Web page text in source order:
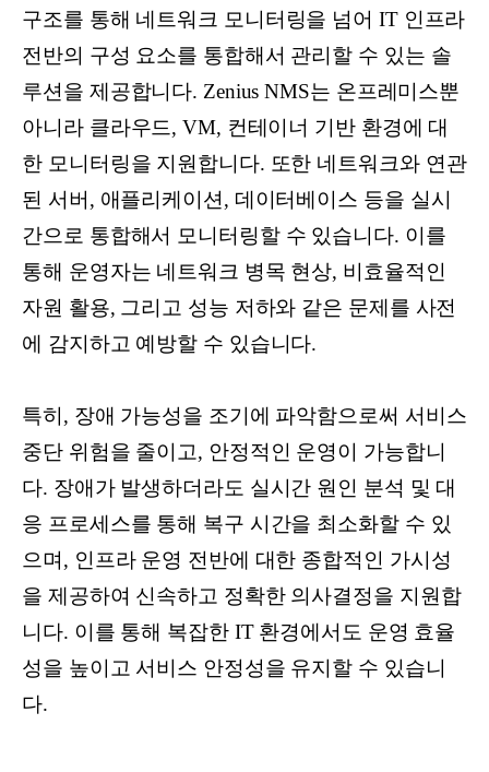
구조를 통해 네트워크 모니터링을 넘어 IT 인프라
전반의 구성 요소를 통합해서 관리할 수 있는 솔
루션을 제공합니다. Zenius NMS는 온프레미스뿐
아니라 클라우드, VM, 컨테이너 기반 환경에 대
한 모니터링을 지원합니다. 또한 네트워크와 연관
된 서버, 애플리케이션, 데이터베이스 등을 실시
간으로 통합해서 모니터링할 수 있습니다. 이를
통해 운영자는 네트워크 병목 현상, 비효율적인
자원 활용, 그리고 성능 저하와 같은 문제를 사전
에 감지하고 예방할 수 있습니다.
특히, 장애 가능성을 조기에 파악함으로써 서비스
중단 위험을 줄이고, 안정적인 운영이 가능합니
다. 장애가 발생하더라도 실시간 원인 분석 및 대
응 프로세스를 통해 복구 시간을 최소화할 수 있
으며, 인프라 운영 전반에 대한 종합적인 가시성
을 제공하여 신속하고 정확한 의사결정을 지원합
니다. 이를 통해 복잡한 IT 환경에서도 운영 효율
성을 높이고 서비스 안정성을 유지할 수 있습니
다.